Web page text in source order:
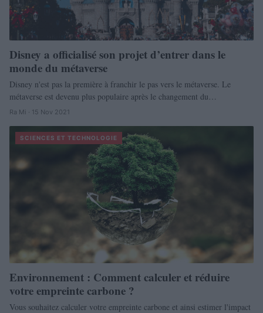
Disney a officialisé son projet d’entrer dans le
monde du métaverse
Disney n'est pas la première à franchir le pas vers le métaverse. Le
métaverse est devenu plus populaire après le changement du…
Ra Mi · 15 Nov 2021
SCIENCES ET TECHNOLOGIE
Environnement : Comment calculer et réduire
votre empreinte carbone ?
Vous souhaitez calculer votre empreinte carbone et ainsi estimer l'impact